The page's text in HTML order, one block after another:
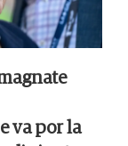
va por la